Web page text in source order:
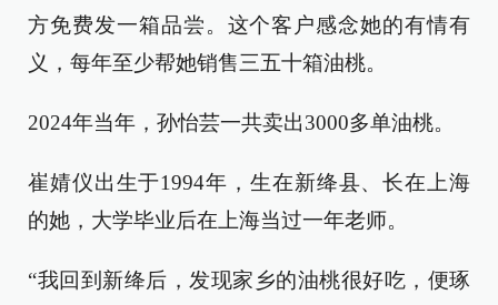
方免费发一箱品尝。这个客户感念她的有情有
义，每年至少帮她销售三五十箱油桃。
2024年当年，孙怡芸一共卖出3000多单油桃。
崔婧仪出生于1994年，生在新绛县、长在上海
的她，大学毕业后在上海当过一年老师。
“我回到新绛后，发现家乡的油桃很好吃，便琢